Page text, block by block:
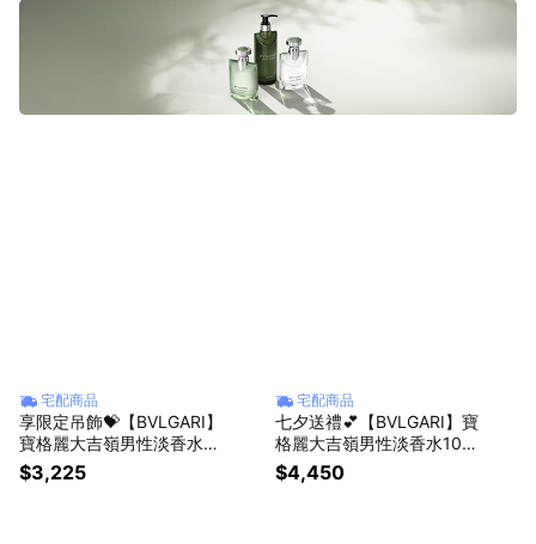
宅配商品
享限定吊飾💝【BVLGARI】
寶格麗大吉嶺男性淡香水50
ML｜送禮首選🎁生日贈禮
$3,225
宅配商品
七夕送禮💕【BVLGARI】寶
格麗大吉嶺男性淡香水100
ML
$4,450